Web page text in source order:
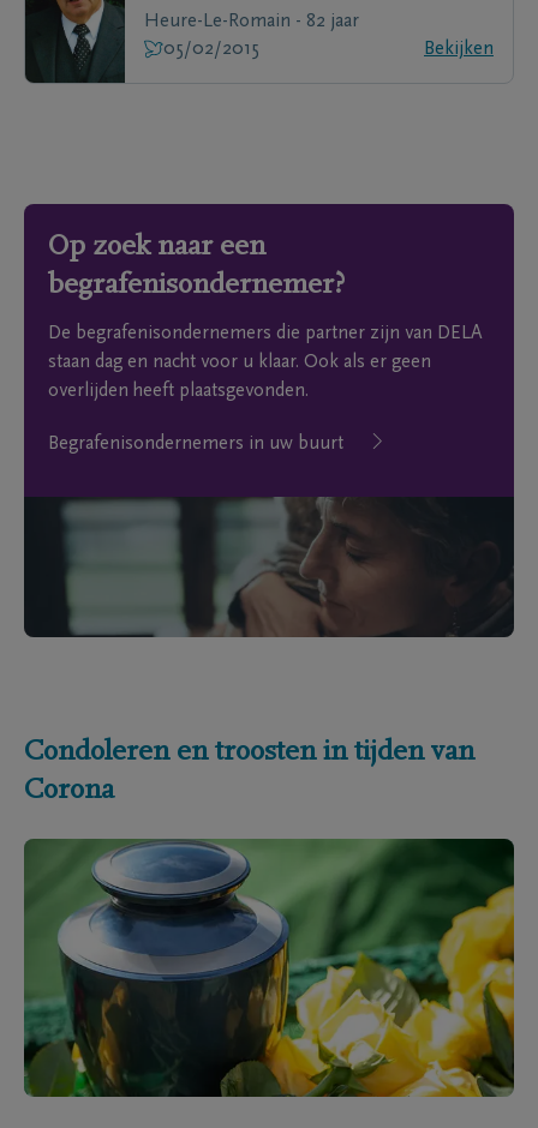
Heure-Le-Romain - 82 jaar
05/02/2015
Bekijken
Op zoek naar een
begrafenisondernemer?
De begrafenisondernemers die partner zijn van DELA
staan dag en nacht voor u klaar. Ook als er geen
overlijden heeft plaatsgevonden.
Begrafenisondernemers in uw buurt
Condoleren en troosten in tijden van
Corona